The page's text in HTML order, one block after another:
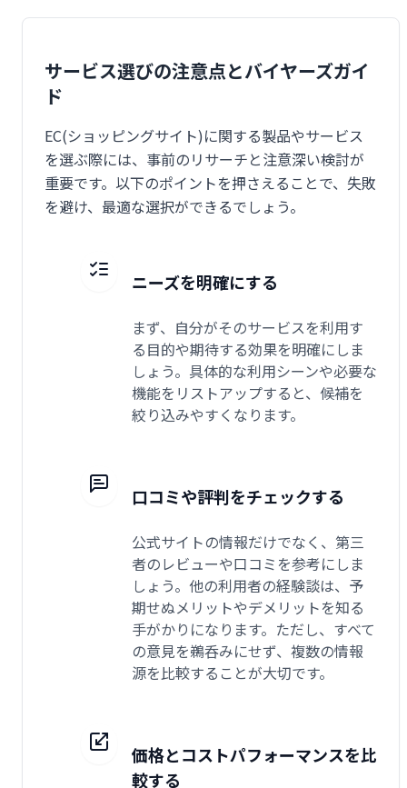
サービス選びの注意点とバイヤーズガイ
ド
EC(ショッピングサイト)に関する製品やサービス
を選ぶ際には、事前のリサーチと注意深い検討が
重要です。以下のポイントを押さえることで、失敗
を避け、最適な選択ができるでしょう。
ニーズを明確にする
まず、自分がそのサービスを利用す
る目的や期待する効果を明確にしま
しょう。具体的な利用シーンや必要な
機能をリストアップすると、候補を
絞り込みやすくなります。
口コミや評判をチェックする
公式サイトの情報だけでなく、第三
者のレビューや口コミを参考にしま
しょう。他の利用者の経験談は、予
期せぬメリットやデメリットを知る
手がかりになります。ただし、すべて
の意見を鵜呑みにせず、複数の情報
源を比較することが大切です。
価格とコストパフォーマンスを比
較する